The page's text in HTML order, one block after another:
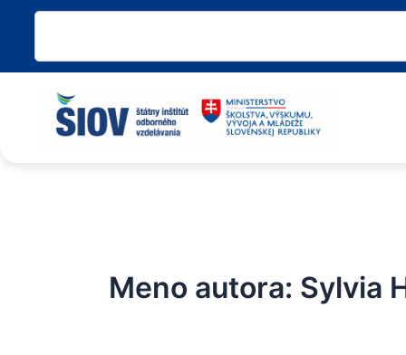
Preskočiť
obsah
Vyhľadať
Meno autora: Sylvia